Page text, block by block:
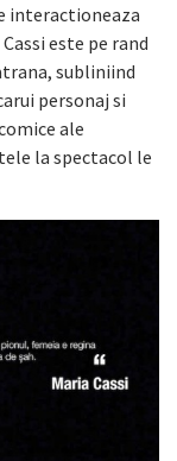
interactioneaza
este pe rand
subliniind
personaj si
ale
la spectacol le